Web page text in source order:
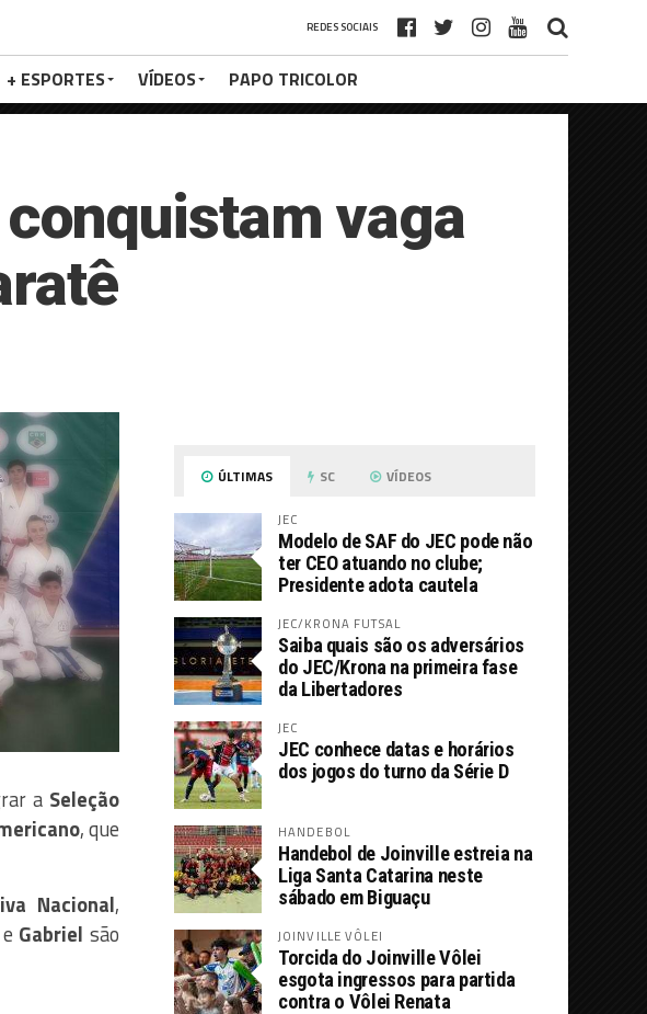
REDES SOCIAIS
+ ESPORTES VÍDEOS PAPO TRICOLOR
vaga
a Seleção
, que
Nacional,
e Gabriel são
ÚLTIMAS SC VÍDEOS
JEC
Modelo de SAF do JEC pode não
ter CEO atuando no clube;
Presidente adota cautela
JEC/KRONA FUTSAL
Saiba quais são os adversários
do JEC/Krona na primeira fase
da Libertadores
JEC
JEC conhece datas e horários
dos jogos do turno da Série D
HANDEBOL
Handebol de Joinville estreia na
Liga Santa Catarina neste
sábado em Biguaçu
JOINVILLE VÔLEI
Torcida do Joinville Vôlei
esgota ingressos para partida
contra o Vôlei Renata